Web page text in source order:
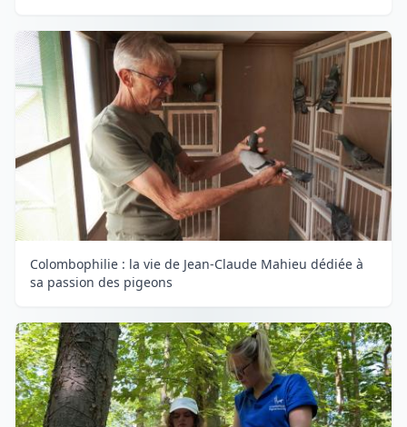
Colombophilie : la vie de Jean-Claude Mahieu dédiée à
sa passion des pigeons